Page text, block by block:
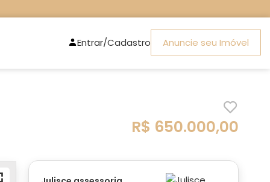
Entrar/Cadastro Anuncie seu Imóvel
R$ 650.000,00